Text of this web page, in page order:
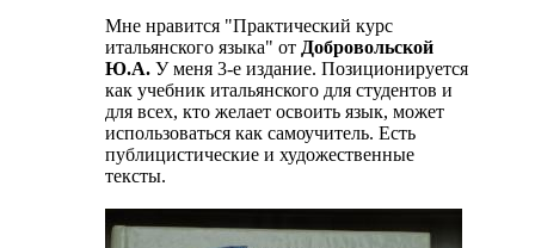
Мне нравится "Практический курс
итальянского языка" от Добровольской
Ю.А. У меня 3-е издание. Позиционируется
как учебник итальянского для студентов и
для всех, кто желает освоить язык, может
использоваться как самоучитель. Есть
публицистические и художественные
тексты.